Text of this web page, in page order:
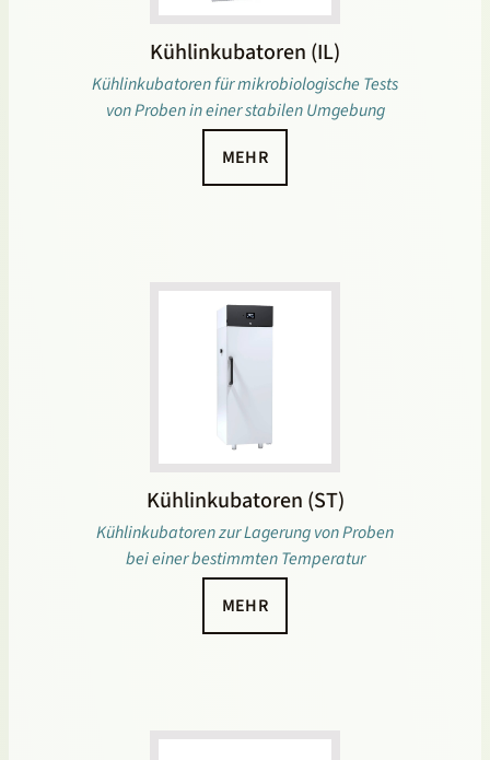
Kühlinkubatoren (IL)
Kühlinkubatoren für mikrobiologische Tests
von Proben in einer stabilen Umgebung
MEHR
Kühlinkubatoren (ST)
Kühlinkubatoren zur Lagerung von Proben
bei einer bestimmten Temperatur
MEHR